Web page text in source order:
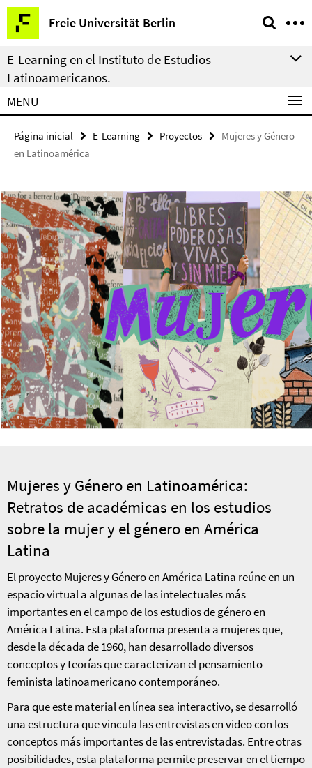
Springe
direkt
zu
Inhalt
Freie Universität Berlin
Herramientas
de
navegación
E-Learning en el Instituto de Estudios
Latinoamericanos.
MENU
Página inicial E-Learning Proyectos
Mujeres y Género
en Latinoamérica
Mujeres y Género en Latinoamérica:
Retratos de académicas en los estudios
sobre la mujer y el género en América
Latina
El proyecto Mujeres y Género en América Latina reúne en un
espacio virtual a algunas de las intelectuales más
importantes en el campo de los estudios de género en
América Latina. Esta plataforma presenta a mujeres que,
desde la década de 1960, han desarrollado diversos
conceptos y teorías que caracterizan el pensamiento
feminista latinoamericano contemporáneo.
Para que este material en línea sea interactivo, se desarrolló
una estructura que vincula las entrevistas en video con los
conceptos más importantes de las entrevistadas. Entre otras
posibilidades, esta plataforma permite preservar en el tiempo